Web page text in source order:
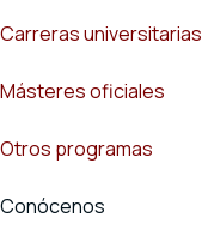
Carreras universitarias
Másteres oficiales
Otros programas
Conócenos